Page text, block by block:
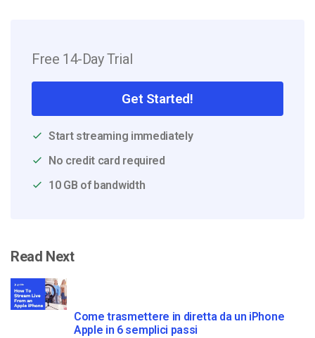
Free 14-Day Trial
Get Started!
Start streaming immediately
No credit card required
10 GB of bandwidth
Read Next
Come trasmettere in diretta da un iPhone
Apple in 6 semplici passi